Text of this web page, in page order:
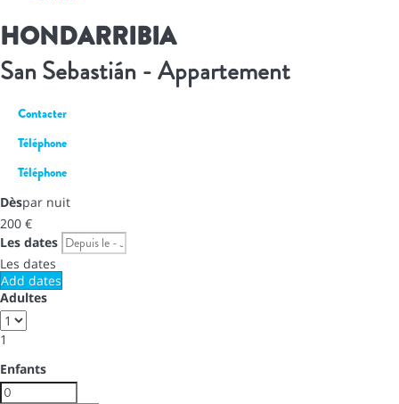
HONDARRIBIA
San Sebastián -Appartement
Contacter
Téléphone
Téléphone
Dèspar nuit
200 €
Les dates
Les dates
Add dates
Adultes
1
Enfants